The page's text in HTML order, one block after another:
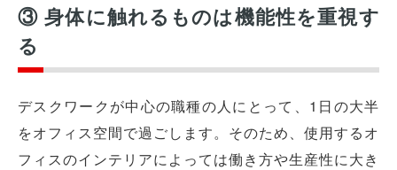
③ 身体に触れるものは機能性を重視す
る
デスクワークが中心の職種の人にとって、1日の大半
をオフィス空間で過ごします。そのため、使用するオ
フィスのインテリアによっては働き方や生産性に大き